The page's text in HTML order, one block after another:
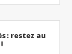
: restez au